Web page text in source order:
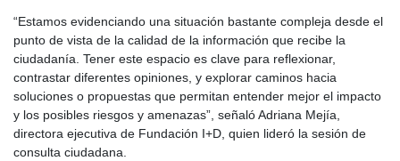
“Estamos evidenciando una situación bastante compleja desde el
punto de vista de la calidad de la información que recibe la
ciudadanía. Tener este espacio es clave para reflexionar,
contrastar diferentes opiniones, y explorar caminos hacia
soluciones o propuestas que permitan entender mejor el impacto
y los posibles riesgos y amenazas”, señaló Adriana Mejía,
directora ejecutiva de Fundación I+D, quien lideró la sesión de
consulta ciudadana.